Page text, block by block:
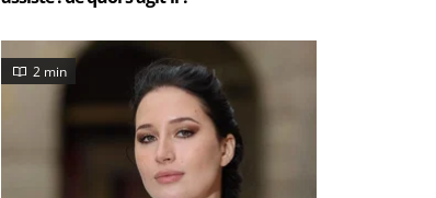
2 min